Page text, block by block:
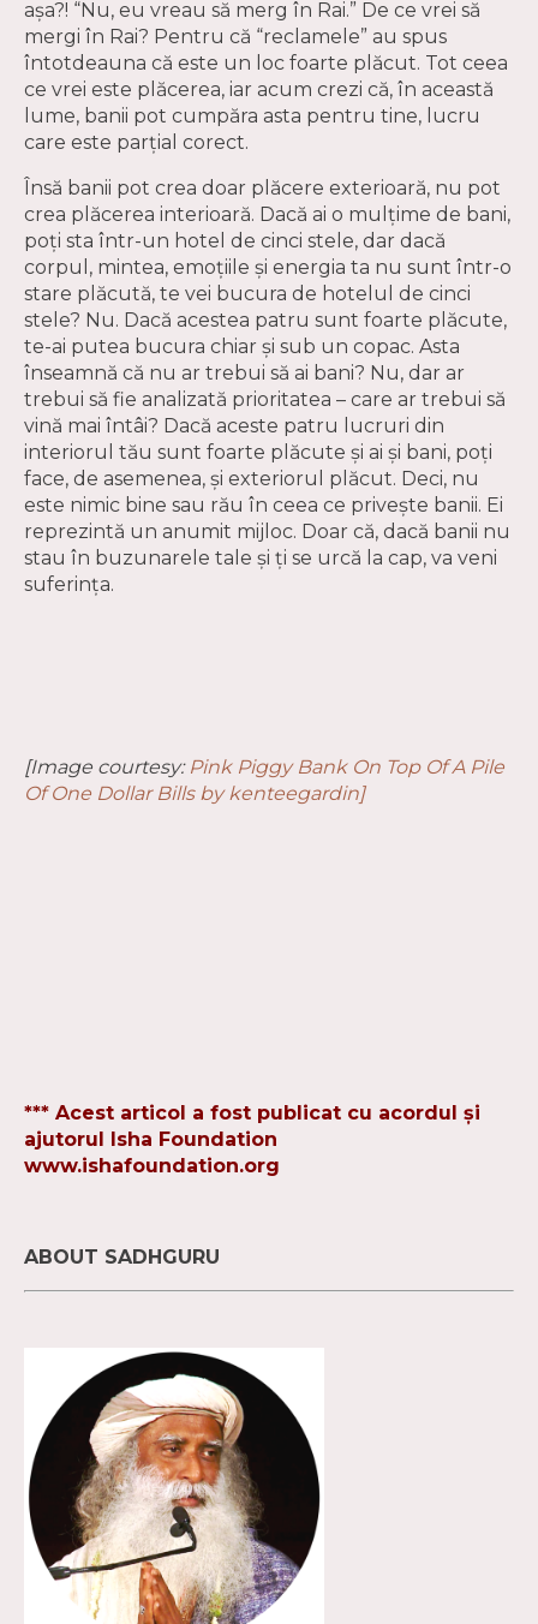
așa?! “Nu, eu vreau să merg în Rai.” De ce vrei să
mergi în Rai? Pentru că “reclamele” au spus
întotdeauna că este un loc foarte plăcut. Tot ceea
ce vrei este plăcerea, iar acum crezi că, în această
lume, banii pot cumpăra asta pentru tine, lucru
care este parțial corect.
Însă banii pot crea doar plăcere exterioară, nu pot
crea plăcerea interioară. Dacă ai o mulțime de bani,
poți sta într-un hotel de cinci stele, dar dacă
corpul, mintea, emoțiile și energia ta nu sunt într-o
stare plăcută, te vei bucura de hotelul de cinci
stele? Nu. Dacă acestea patru sunt foarte plăcute,
te-ai putea bucura chiar și sub un copac. Asta
înseamnă că nu ar trebui să ai bani? Nu, dar ar
trebui să fie analizată prioritatea – care ar trebui să
vină mai întâi? Dacă aceste patru lucruri din
interiorul tău sunt foarte plăcute și ai și bani, poți
face, de asemenea, și exteriorul plăcut. Deci, nu
este nimic bine sau rău în ceea ce privește banii. Ei
reprezintă un anumit mijloc. Doar că, dacă banii nu
stau în buzunarele tale și ți se urcă la cap, va veni
suferința.
[Image courtesy: Pink Piggy Bank On Top Of A Pile
Of One Dollar Bills by kenteegardin]
*** Acest articol a fost publicat cu acordul și
ajutorul Isha Foundation
www.ishafoundation.org
ABOUT SADHGURU